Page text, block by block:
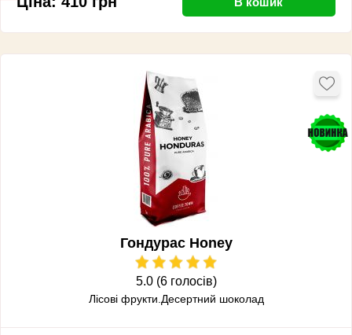
Гондурас Honey
5.0 (6 голосів)
Лісові фрукти.Десертний шоколад